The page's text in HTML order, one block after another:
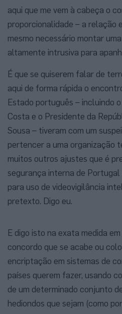
aqui que me vem à cabeça o
proporcionalidade – a relação
mesmo necessário montar
altamente intrusiva para
É que se quiserem falar de
aqui de forma rápida o
Estado português – incluindo
Costa e o Presidente da
Sousa – tiveram com um
pertencer a uma organização
muitos outros ajustes que é
segurança interna de
para uso de videovigilância
pretexto. Digo eu.
E digo isto na exata medida
concordo que se acabe ou
encriptação em sistemas de
países querem fazer, usando
de um determinado conjunto
hediondos que sejam (como